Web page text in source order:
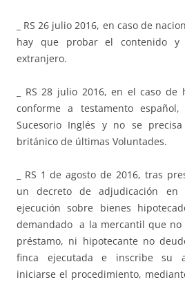
_ RS 26 julio 2016, en caso de
hay que probar el contenido y
extranjero.
_ RS 28 julio 2016, en el caso
conforme a testamento
Sucesorio Inglés y no se
británico de últimas Voluntades.
_ RS 1 de agosto de 2016, tras
un decreto de adjudicación en
ejecución sobre bienes
demandado a la mercantil que
préstamo, ni hipotecante no
finca ejecutada e inscribe su
iniciarse el procedimiento,